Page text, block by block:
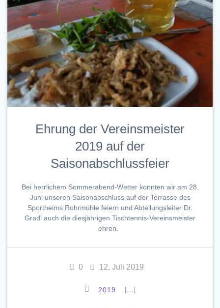
Ehrung der Vereinsmeister
2019 auf der
Saisonabschlussfeier
Bei herrlichem Sommerabend-Wetter konnten wir am 28.
Juni unseren Saisonabschluss auf der Terrasse des
Sportheims Rohrmühle feiern und Abteilungsleiter Dr.
Gradl auch die diesjährigen Tischtennis-Vereinsmeister
ehren.
0 12. Juli 2019
2019 […]